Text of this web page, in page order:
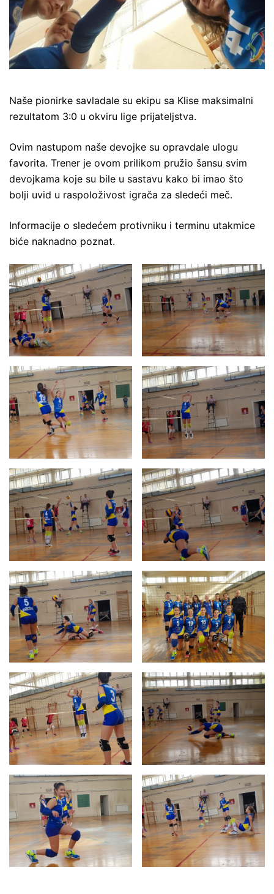
Naše pionirke savladale su ekipu sa Klise maksimalni
rezultatom 3:0 u okviru lige prijateljstva.
Ovim nastupom naše devojke su opravdale ulogu
favorita. Trener je ovom prilikom pružio šansu svim
devojkama koje su bile u sastavu kako bi imao što
bolji uvid u raspoloživost igrača za sledeći meč.
Informacije o sledećem protivniku i terminu utakmice
biće naknadno poznat.